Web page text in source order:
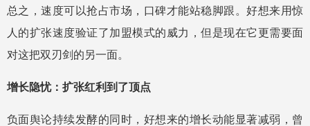
总之，速度可以抢占市场，口碑才能站稳脚跟。好想来用惊
人的扩张速度验证了加盟模式的威力，但是现在它更需要面
对这把双刃剑的另一面。
增长隐忧：扩张红利到了顶点
负面舆论持续发酵的同时，好想来的增长动能显著减弱，曾